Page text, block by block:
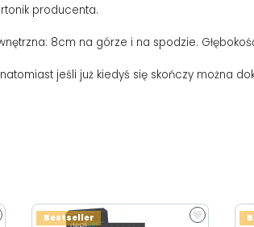
producenta.
8cm na górze i na spodzie.
jeśli już kiedyś się skończy można
Bestseller